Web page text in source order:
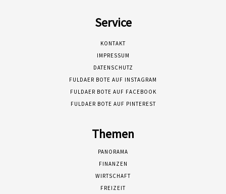
Service
KONTAKT
IMPRESSUM
DATENSCHUTZ
FULDAER BOTE AUF INSTAGRAM
FULDAER BOTE AUF FACEBOOK
FULDAER BOTE AUF PINTEREST
Themen
PANORAMA
FINANZEN
WIRTSCHAFT
FREIZEIT